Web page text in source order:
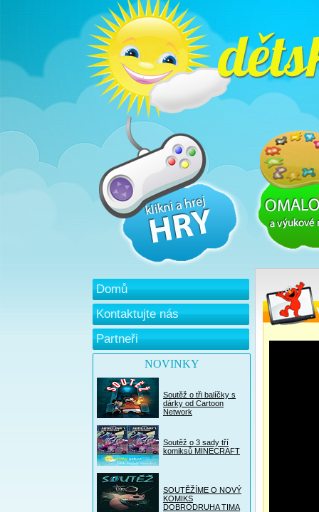
Domů
Kontaktujte nás
Partneři
NOVINKY
Soutěž o tři balíčky s
dárky od Cartoon
Network
Soutěž o 3 sady tří
komiksů MINECRAFT
SOUTĚŽÍME O NOVÝ
KOMIKS
DOBRODRUHA TIMA